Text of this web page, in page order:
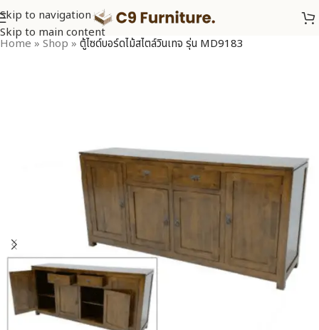
Skip to navigation
Skip to main content
Home » Shop » ตู้ไซด์บอร์ดไม้สไตล์วินเทจ รุ่น MD9183